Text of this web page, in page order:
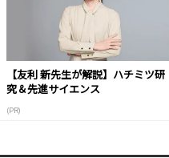
【友利 新先生が解説】ハチミツ研
究＆先進サイエンス
(PR)